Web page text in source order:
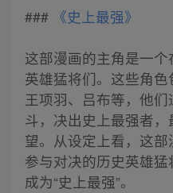
### 《史上最强》
这部漫画的主角是一
英雄猛将们。这些角
王项羽、吕布等，他
斗，决出史上最强者
望。从设定上看，这
参与对决的历史英雄
成为“史上最强”。